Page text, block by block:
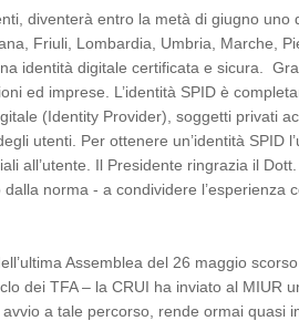
diventerà entro la metà di giugno
Friuli, Lombardia, Umbria, Marche,
identità digitale certificata e sicura.
ed imprese. L’identità SPID è
(Identity Provider), soggetti privati
utenti. Per ottenere un’identità
all’utente. Il Presidente ringrazia il
norma - a condividere
Assemblea del 26 maggio
dei TFA – la CRUI ha inviato al
a tale percorso, rende ormai quasi